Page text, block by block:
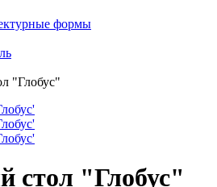
формы
"Глобус"
стол "Глобус"